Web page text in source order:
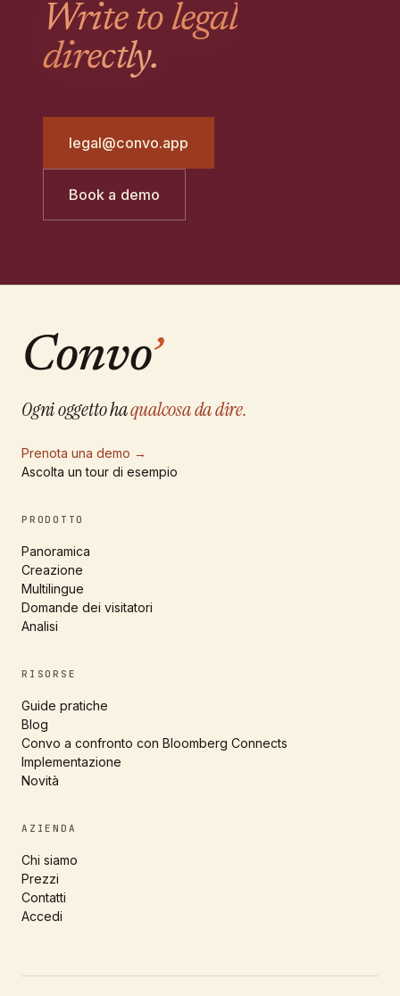
Write to legal
directly.
legal@convo.app
Book a demo
Convo’
Ogni oggetto haqualcosa da dire.
Prenota una demo →
Ascolta un tour di esempio
PRODOTTO
Panoramica
Creazione
Multilingue
Domande dei visitatori
Analisi
RISORSE
Guide pratiche
Blog
Convo a confronto con Bloomberg Connects
Implementazione
Novità
AZIENDA
Chi siamo
Prezzi
Contatti
Accedi